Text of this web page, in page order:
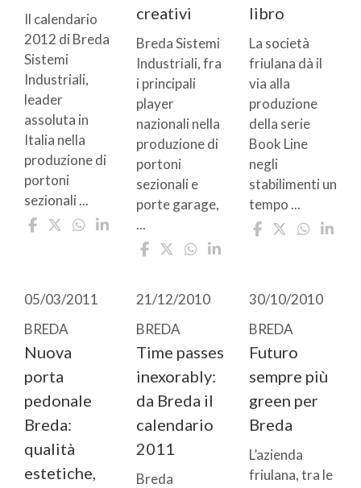
Il calendario
2012 di Breda
Sistemi
Industriali,
leader
assoluta in
Italia nella
produzione di
portoni
sezionali ...
creativi
Breda Sistemi
Industriali, fra
i principali
player
nazionali nella
produzione di
portoni
sezionali e
porte garage,
...
libro
La società
friulana dà il
via alla
produzione
della serie
Book Line
negli
stabilimenti un
tempo ...
05/03/2011
BREDA
Nuova
porta
pedonale
Breda:
qualità
estetiche,
21/12/2010
BREDA
Time passes
inexorably:
da Breda il
calendario
2011
Breda
30/10/2010
BREDA
Futuro
sempre più
green per
Breda
L’azienda
friulana, tra le